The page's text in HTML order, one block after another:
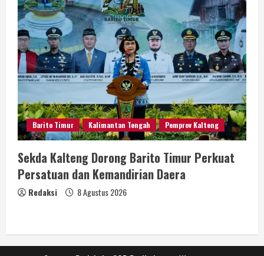
Barito Timur Kalimantan Tengah Pemprov Kalteng
Sekda Kalteng Dorong Barito Timur Perkuat
Persatuan dan Kemandirian Daera
Redaksi 8 Agustus 2026